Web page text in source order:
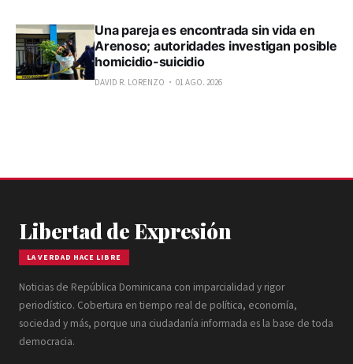
Una pareja es encontrada sin vida en
Arenoso; autoridades investigan posible
homicidio-suicidio
DAVID R. LORENZO 01 AGO. 2026
Libertad de Expresión
LA VERDAD HACE LIBRE
Noticias de República Dominicana con imparcialidad y rigor
periodístico. Cobertura en tiempo real de política, economía,
sociedad y más, porque una ciudadanía informada es la base de toda
democracia.